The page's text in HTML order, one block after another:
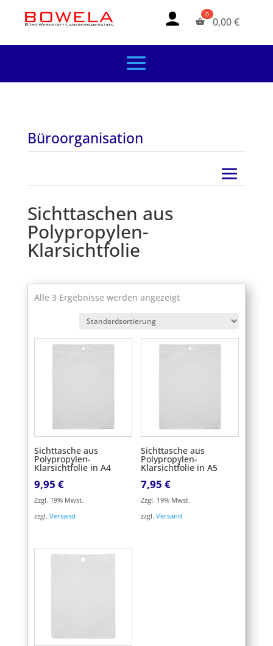
0,00€
Büroorganisation
Sichttaschen aus
Polypropylen-
Klarsichtfolie
Alle 3 Ergebnisse werden angezeigt
Sichttasche aus
Polypropylen-
Klarsichtfolie in A4
9,95 €
Zzgl. 19% Mwst.
zzgl. Versand
Sichttasche aus
Polypropylen-
Klarsichtfolie in A5
7,95 €
Zzgl. 19% Mwst.
zzgl. Versand